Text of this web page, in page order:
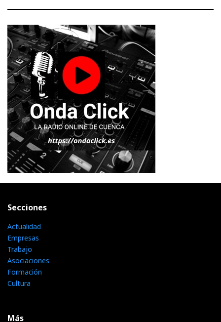
Secciones
Actualidad
Empresas
Trabajo
Asociaciones
Formación
Cultura
Más